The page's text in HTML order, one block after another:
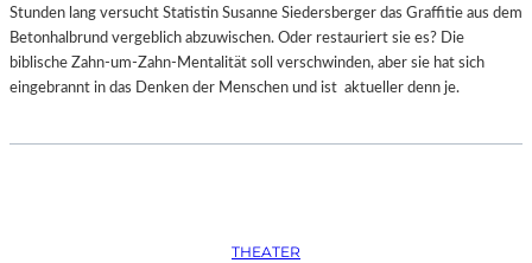
Stunden lang versucht Statistin Susanne Siedersberger das Graffitie aus dem
Betonhalbrund vergeblich abzuwischen. Oder restauriert sie es? Die
biblische Zahn-um-Zahn-Mentalität soll verschwinden, aber sie hat sich
eingebrannt in das Denken der Menschen und ist aktueller denn je.
THEATER